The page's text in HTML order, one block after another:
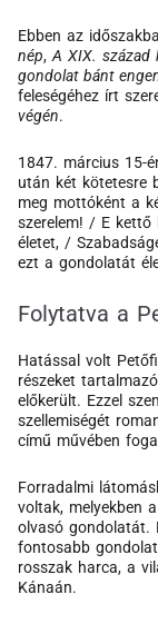
Ebben az
nép, A XIX. század
gondolat bánt
feleségéhez írt
végén.
1847. március 15-
után két kötetesre
meg mottóként a
szerelem! / E kettő
életet, /
ezt a gondolatát
Folytatva a
Hatással volt
részeket
előkerült. Ezzel
szellemiségét
című művében
Forradalmi
voltak, melyekben
olvasó gondolatát.
fontosabb
rosszak harca, a
Kánaán.